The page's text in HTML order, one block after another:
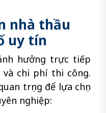
nhà thầu
uy tín
hưởng trực tiếp
chi phí thi công.
trọng để lựa chọn
nghiệp: